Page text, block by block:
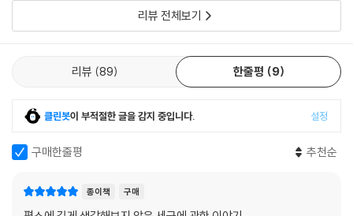
그것이 어떻게 세상을 바꿨는지 보리뷰 전체보기
리뷰 89 한줄평 9
클린봇이 부적절한 글을 감지 중입니다. 설정
구매한줄평 추천순
종이책 구매